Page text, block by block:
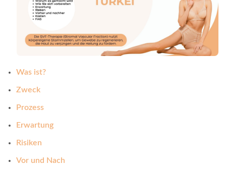
Was ist?
Zweck
Prozess
Erwartung
Risiken
Vor und Nach